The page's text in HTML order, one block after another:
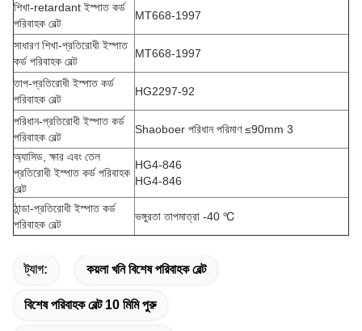
শিখা-retardant ইস্পাত কর্ড
পরিবাহক বেল্ট
MT668-1997
সাধারণ শিখা-প্রতিরোধী ইস্পাত
কর্ড পরিবাহক বেল্ট
MT668-1997
তাপ-প্রতিরোধী ইস্পাত কর্ড
পরিবাহক বেল্ট
HG2297-92
পরিধান-প্রতিরোধী ইস্পাত কর্ড
পরিবাহক বেল্ট
Shaoboer পরিধান পরিমাণ ≤90mm 3
অ্যাসিড, ক্ষার এবং তেল
প্রতিরোধী ইস্পাত কর্ড পরিবাহক
বেল্ট
HG4-846
HG4-846
ঠান্ডা-প্রতিরোধী ইস্পাত কর্ড
পরিবাহক বেল্ট
ভঙ্গুরতা তাপমাত্রা -40 ℃
ট্যাগ: কয়লা খনি বিশেষ পরিবাহক বেল্ট
বিশেষ পরিবাহক বেল্ট 10 মিমি পুরু